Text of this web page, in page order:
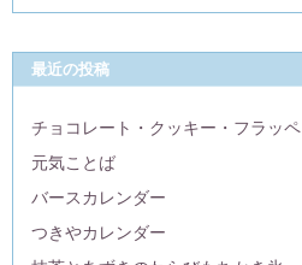
最近の投稿
チョコレート・クッキー・フラッペ
元気ことば
バースカレンダー
つきやカレンダー